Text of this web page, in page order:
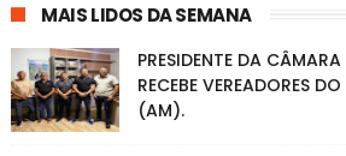
MAIS LIDOS DA SEMANA
PRESIDENTE DA
RECEBE VEREADORES
(AM).